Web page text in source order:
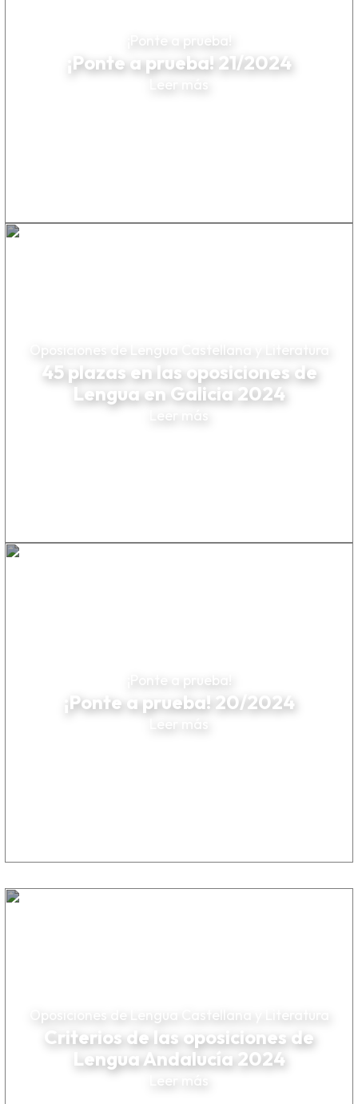
¡Ponte a prueba!
¡Ponte a prueba! 21/2024
Leer más
Oposiciones de Lengua Castellana y Literatura
45 plazas en las oposiciones de
Lengua en Galicia 2024
Leer más
¡Ponte a prueba!
¡Ponte a prueba! 20/2024
Leer más
Oposiciones de Lengua Castellana y Literatura
Criterios de las oposiciones de
Lengua Andalucía 2024
Leer más